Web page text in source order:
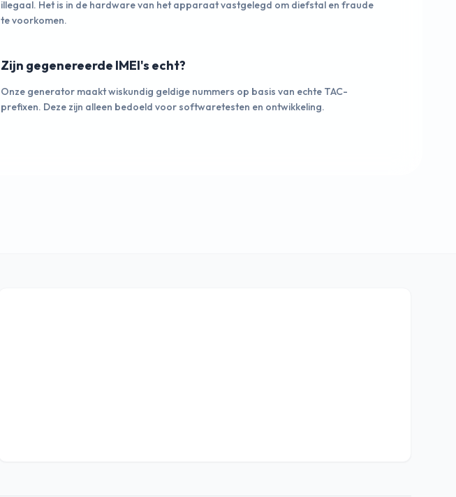
illegaal. Het is in de hardware van het apparaat vastgelegd om diefstal en fraude
te voorkomen.
Zijn gegenereerde IMEI's echt?
Onze generator maakt wiskundig geldige nummers op basis van echte TAC-
prefixen. Deze zijn alleen bedoeld voor softwaretesten en ontwikkeling.